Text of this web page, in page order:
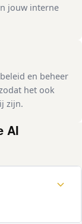
jouw interne
en beheer
het ook
zijn.
AI